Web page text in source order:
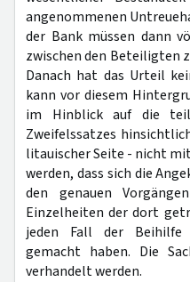
angenommenen
der Bank müssen dann
zwischen den Beteiligten
Danach hat das Urteil
kann vor diesem
im Hinblick auf die
Zweifelssatzes
litauischer Seite - nicht
werden, dass sich die
den genauen
Einzelheiten der dort
jeden Fall der Beihilfe
gemacht haben. Die
verhandelt werden.